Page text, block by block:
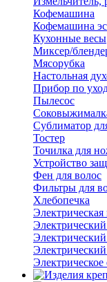
Кофемашина
Кофемашина
Кухонные весы
Миксер/
Мясорубка
Настольная
Прибор по
Пылесос
Сублиматор
Тостер
Точилка для
Устройство
Фен для волос
Фильтры для
Хлебопечка
Электрическая
Электрическое